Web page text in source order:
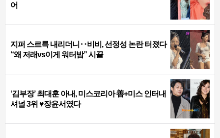
어
지퍼 스르륵 내리더니‥비비, 선정성 논란 터졌다
“왜 저래vs이게 워터밤” 시끌
‘김부장’ 최대훈 아내, 미스코리아 善+미스 인터내
셔널 3위 ♥장윤서였다